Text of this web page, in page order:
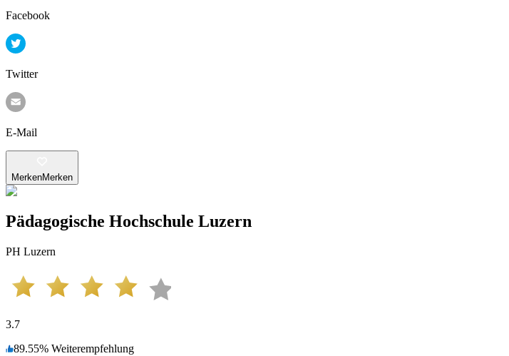
Facebook
Twitter
E-Mail
MerkenMerken
Pädagogische Hochschule Luzern
PH Luzern
3.7
89.55% Weiterempfehlung